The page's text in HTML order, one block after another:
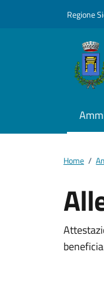
Regione
Home /